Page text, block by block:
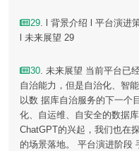
29. l 背景介绍 l 平台演进
l 未来展望 29
30. 未来展望 当前平台已
自治能力，但是自治化、智
以数 据库自治服务的下一个
化、自运维、自安全的数据
ChatGPT的兴起，我们也在
的场景落地。 平台演进阶段